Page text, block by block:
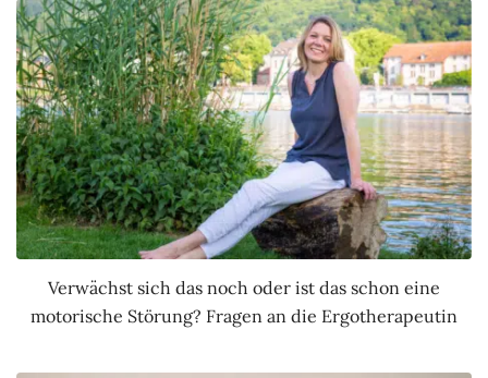
Verwächst sich das noch oder ist das schon eine
motorische Störung? Fragen an die Ergotherapeutin